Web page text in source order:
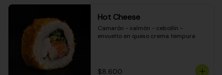
Hot Cheese
Camarón - salmón - cebollín -
envuelto en queso crema tempura
$8.600